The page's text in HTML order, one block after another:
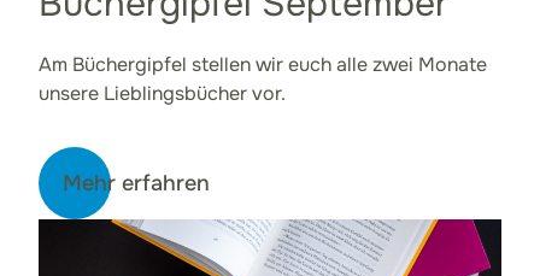
Am Büchergipfel stellen wir euch alle zwei Monate
unsere Lieblingsbücher vor.
Mehr erfahren